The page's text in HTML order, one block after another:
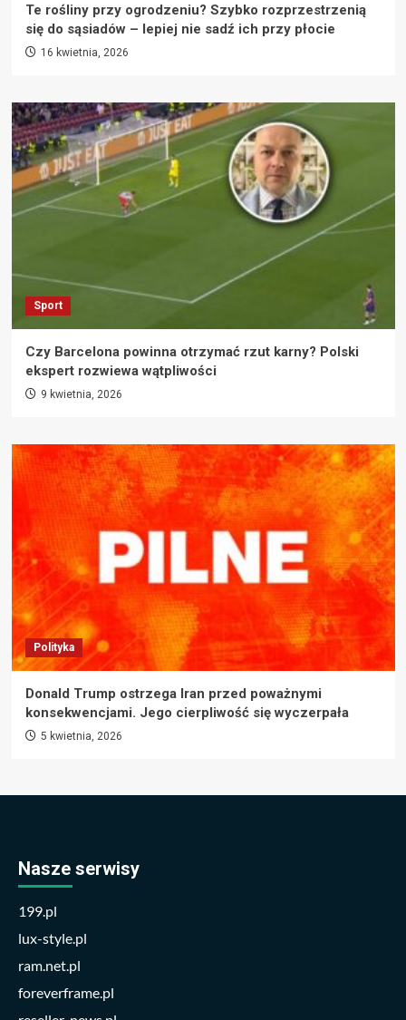
Te rośliny przy ogrodzeniu? Szybko rozprzestrzenią
się do sąsiadów – lepiej nie sadź ich przy płocie
16 kwietnia, 2026
Sport
Czy Barcelona powinna otrzymać rzut karny? Polski
ekspert rozwiewa wątpliwości
9 kwietnia, 2026
Polityka
Donald Trump ostrzega Iran przed poważnymi
konsekwencjami. Jego cierpliwość się wyczerpała
5 kwietnia, 2026
Nasze serwisy
199.pl
lux-style.pl
ram.net.pl
foreverframe.pl